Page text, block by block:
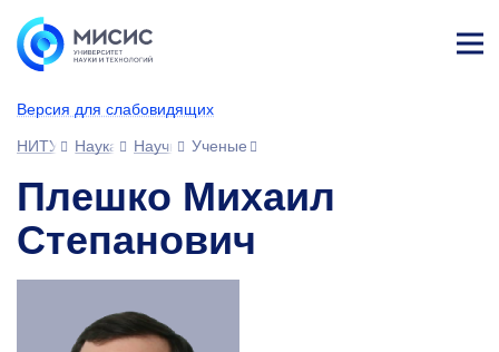
Версия для слабовидящих
НИТУ МИСИС
Наука Научное сообщество
Ученые
Плешко Михаил
Степанович